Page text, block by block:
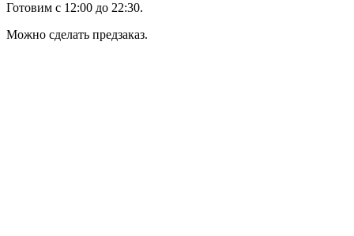
Готовим с 12:00 до 22:30.
Можно сделать предзаказ.